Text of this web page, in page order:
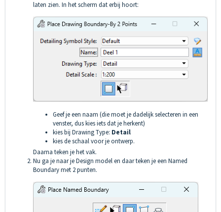
laten zien. In het scherm dat erbij hoort:
Geef je een naam (die moet je dadelijk selecteren in een
venster, dus kies iets dat je herkent)
kies bij Drawing Type: Detail
kies de schaal voor je ontwerp.
Daarna teken je het vak.
Nu ga je naar je Design model en daar teken je een Named
Boundary met 2 punten.